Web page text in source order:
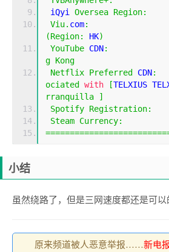
iQyi Oversea Region:
Viu. com:
(Region: HK)
YouTube CDN:
g Kong
Netflix Preferred CDN:
ociated with [TELXIUS
rranquilla
]
Spotify Registration:
Steam Currency:
小结
虽然绕路了，但是三网速度都还是可以
原来频道被人恶意举报……新电